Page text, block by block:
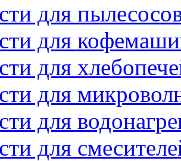
для
для
для
для
для
для